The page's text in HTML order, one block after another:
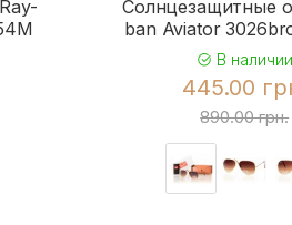
Солнцезащитные
ban Aviator
В наличии
445.00
890.00 грн.